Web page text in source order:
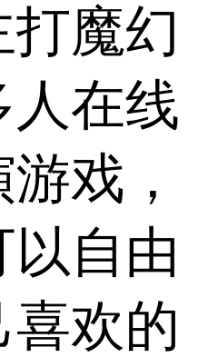
魔幻
人在线
戏，
自由
欢的